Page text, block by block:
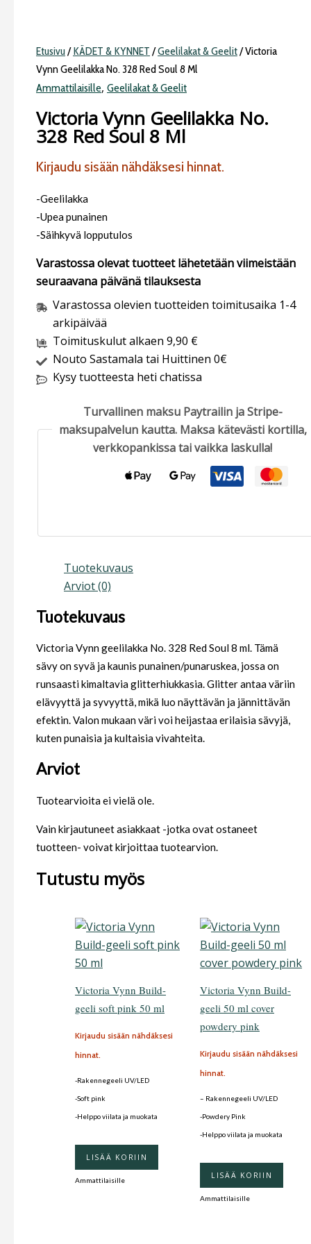
Etusivu/KÄDET & KYNNET /Geelilakat & Geelit/ Victoria
Vynn Geelilakka No. 328 Red Soul 8 Ml
Ammattilaisille, Geelilakat & Geelit
Victoria Vynn Geelilakka No.
328 Red Soul 8 Ml
Kirjaudu sisään nähdäksesi hinnat.
-Geelilakka
-Upea punainen
-Säihkyvä lopputulos
Varastossa olevat tuotteet lähetetään viimeistään
seuraavana päivänä tilauksesta
Varastossa olevien tuotteiden toimitusaika 1-4
arkipäivää
Toimituskulut alkaen 9,90 €
Nouto Sastamala tai Huittinen 0€
Kysy tuotteesta heti chatissa
Turvallinen maksu Paytrailin ja Stripe-
maksupalvelun kautta. Maksa kätevästi kortilla,
verkkopankissa tai vaikka laskulla!
Tuotekuvaus
Arviot (0)
Tuotekuvaus
Victoria Vynn geelilakka No. 328 Red Soul 8 ml. Tämä
sävy on syvä ja kaunis punainen/punaruskea, jossa on
runsaasti kimaltavia glitterhiukkasia. Glitter antaa väriin
elävyyttä ja syvyyttä, mikä luo näyttävän ja jännittävän
efektin. Valon mukaan väri voi heijastaa erilaisia sävyjä,
kuten punaisia ja kultaisia vivahteita.
Arviot
Tuotearvioita ei vielä ole.
Vain kirjautuneet asiakkaat -jotka ovat ostaneet
tuotteen- voivat kirjoittaa tuotearvion.
Tutustu myös
Victoria Vynn Build-
geeli soft pink 50 ml
Kirjaudu sisään nähdäksesi
hinnat.
-Rakennegeeli UV/LED
-Soft pink
-Helppo viilata ja muokata
LISÄÄ KORIIN
Ammattilaisille
Victoria Vynn Build-
geeli 50 ml cover
powdery pink
Kirjaudu sisään nähdäksesi
hinnat.
– Rakennegeeli UV/LED
-Powdery Pink
-Helppo viilata ja muokata
LISÄÄ KORIIN
Ammattilaisille